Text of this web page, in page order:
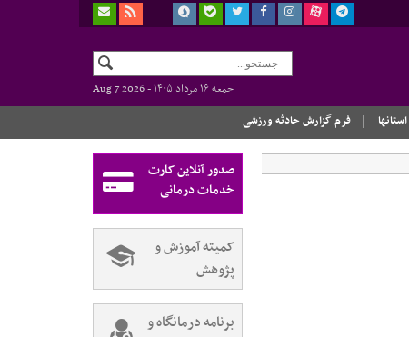
جمعه ۱۶ مرداد ۱۴۰۵ -
Aug 7 2026
استانها فرم گزارش حادثه ورزشی
صدور آنلاین کارت
خدمات درمانی
کمیته آموزش و
پژوهش
برنامه درمانگاه و